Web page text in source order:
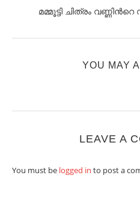
മമ്മൂട്ടി ചിത്രം
YOU MAY
LEAVE A
You must be logged in to post a